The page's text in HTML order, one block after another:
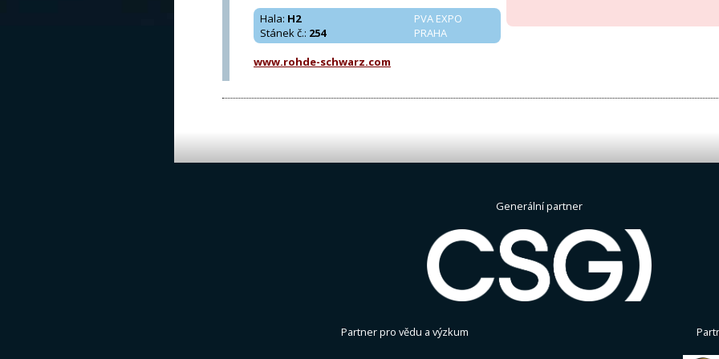
PVA EXPO
PRAHA
Hala: H2
Stánek č.: 254
www.rohde-schwarz.com
Generální partner
Partner pro vědu a výzkum